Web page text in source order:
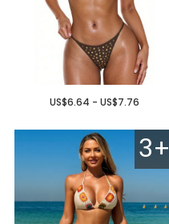
US$6.64 - US$7.76
3+